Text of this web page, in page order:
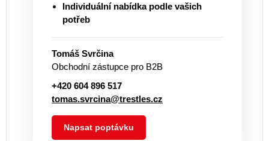
Individuální nabídka podle vašich
potřeb
Tomáš Svrčina
Obchodní zástupce pro B2B
+420 604 896 517
tomas.svrcina@trestles.cz
Napsat poptávku